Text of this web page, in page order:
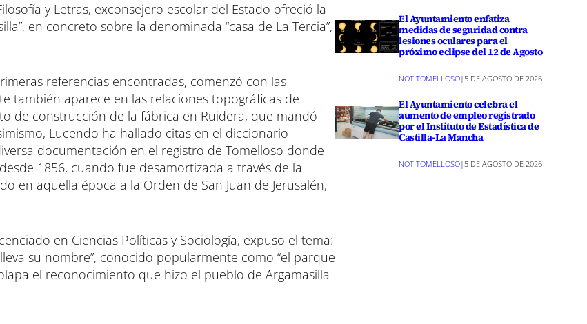
y Letras, exconsejero escolar del Estado ofreció la
en concreto sobre la denominada “casa de La Tercia”,
referencias encontradas, comenzó con las
también aparece en las relaciones topográficas de
de construcción de la fábrica en Ruidera, que mandó
Lucendo ha hallado citas en el diccionario
documentación en el registro de Tomelloso donde
1856, cuando fue desamortizada a través de la
en aquella época a la Orden de San Juan de Jerusalén,
en Ciencias Políticas y Sociología, expuso el tema:
su nombre”, conocido popularmente como “el parque
el reconocimiento que hizo el pueblo de Argamasilla
El Ayuntamiento enfatiza
medidas de seguridad contra
lesiones oculares para el
próximo eclipse del 12 de Agosto
NOTITOMELLOSO| 5 DE AGOSTO DE 2026
El Ayuntamiento celebra el
aumento de empleo registrado
por el Instituto de Estadística de
Castilla-La Mancha
NOTITOMELLOSO|5 DE AGOSTO DE 2026